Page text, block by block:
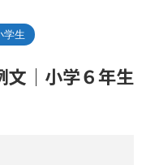
学生
文｜小学６年生